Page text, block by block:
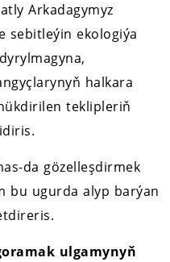
Arkadagymyz
sebitleýin ekologiýa
halkara
teklipleriň
da gözelleşdirmek
bu ugurda alyp barýan
ulgamynyň